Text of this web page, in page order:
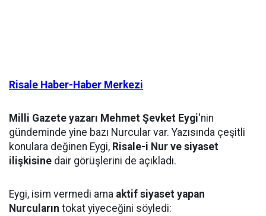
Risale Haber-Haber Merkezi
Milli Gazete yazarı Mehmet Şevket Eygi'nin
gündeminde yine bazı Nurcular var. Yazısında çeşitli
konulara değinen Eygi, Risale-i Nur ve siyaset
ilişkisine dair görüşlerini de açıkladı.
Eygi, isim vermedi ama aktif siyaset yapan
Nurcuların tokat yiyeceğini söyledi: